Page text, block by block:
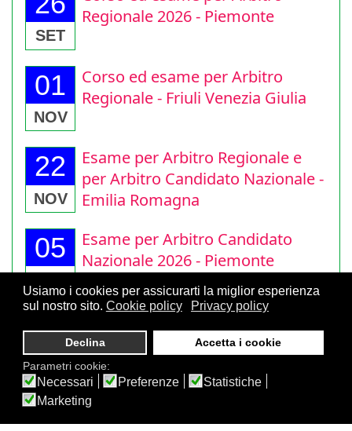
Usiamo i cookies per assicurarti la miglior esperienza
sul nostro sito. Cookie policy Privacy policy
Declina
Accetta i cookie
Parametri cookie:
Necessari Preferenze
Statistiche
Marketing
26
SET
Corso ed esame per Arbitro
Regionale 2026 - Piemonte
01
NOV
Corso ed esame per Arbitro
Regionale - Friuli Venezia Giulia
22
NOV
Esame per Arbitro Regionale e
per Arbitro Candidato Nazionale -
Emilia Romagna
05
DIC
Esame per Arbitro Candidato
Nazionale 2026 - Piemonte
© 2026 CAF - FSI - Commissione Arbitrale Federale - V.le
Regina Giovanna, 12 - 20129 Milano - CF. 80105170155 - P. Iva
416
34MB
1.65s